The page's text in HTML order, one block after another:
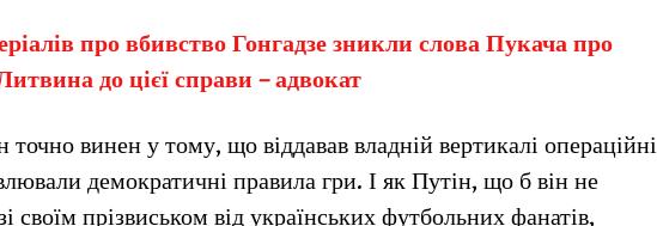
про вбивство Гонгадзе зникли слова Пукача про
до цієї справи – адвокат
винен у тому, що віддавав владній вертикалі операційні
демократичні правила гри. І як Путін, що б він не
своїм прізвиськом від українських футбольних фанатів,